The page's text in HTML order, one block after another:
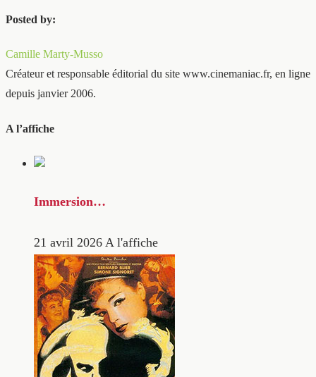
Posted by:
Camille Marty-Musso
Créateur et responsable éditorial du site www.cinemaniac.fr, en ligne
depuis janvier 2006.
A l’affiche
Immersion…
21 avril 2026 A l'affiche